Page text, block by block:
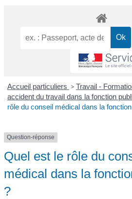
Accueil particuliers > Travail -
accident du travail dans la fonction
rôle du conseil médical dans la
Question-réponse
Quel est le rôle du
médical dans la
?